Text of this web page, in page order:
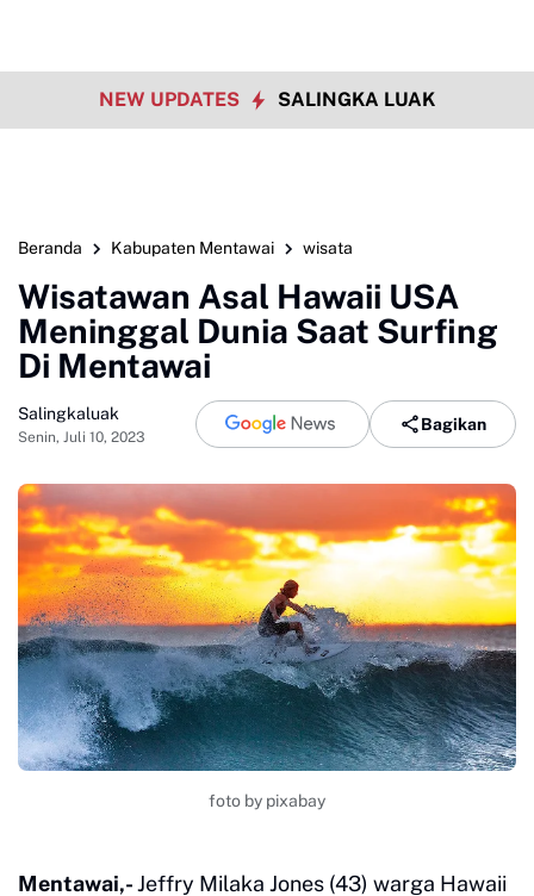
NEW UPDATES SALINGKA LUAK
Beranda Kabupaten Mentawai wisata
Wisatawan Asal Hawaii USA
Meninggal Dunia Saat Surfing
Di Mentawai
Salingkaluak
Senin, Juli 10, 2023
Bagikan
foto by pixabay
Mentawai,-Jeffry Milaka Jones (43) warga Hawaii